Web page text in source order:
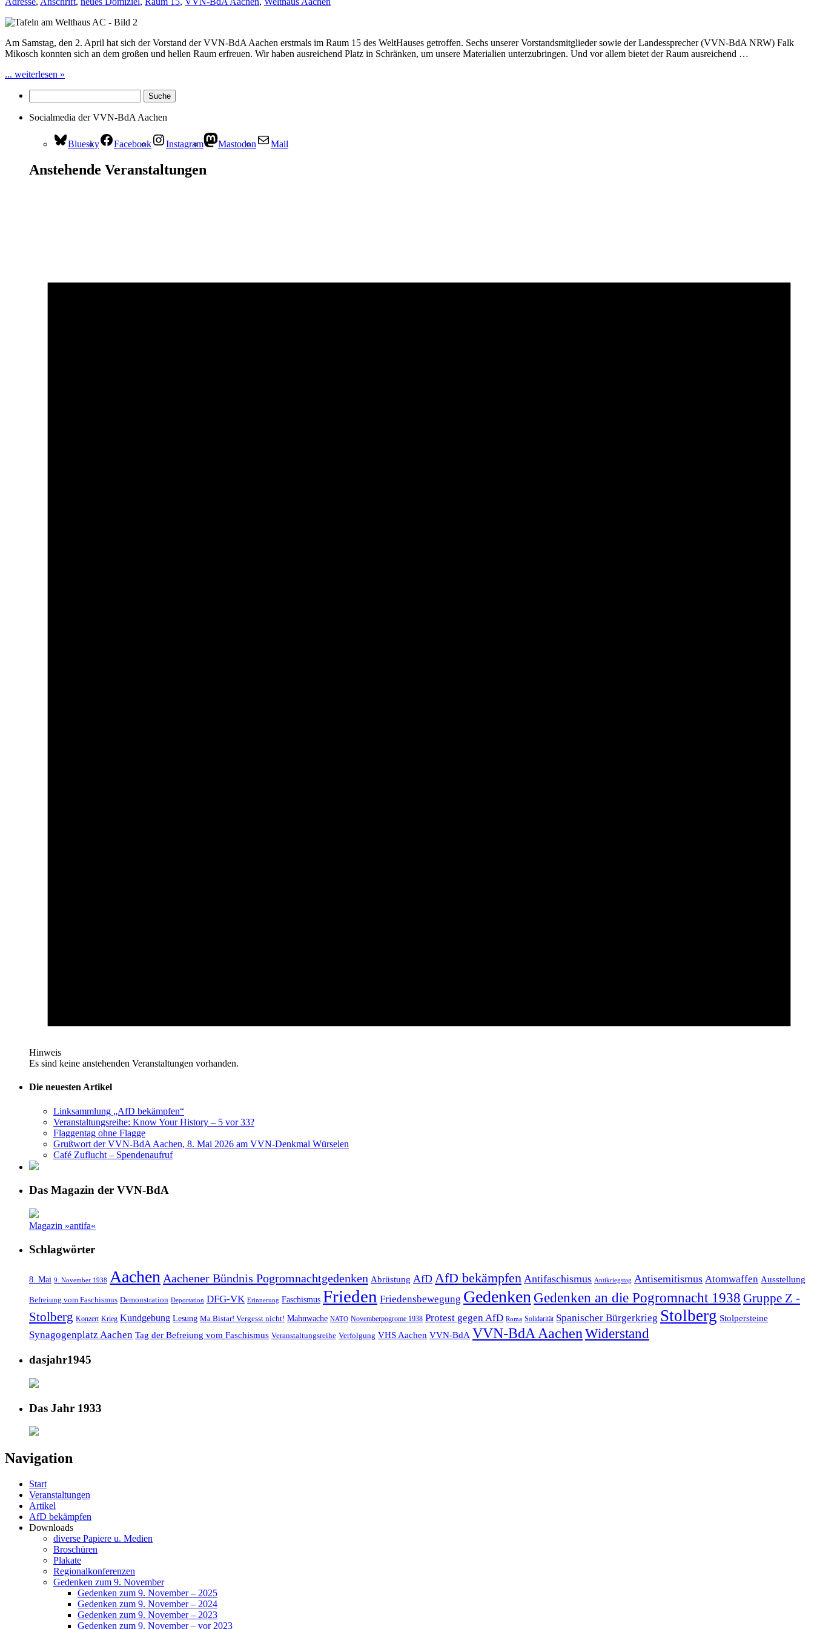
Am Samstag, den 2. April hat sich der Vorstand der VVN-BdA Aachen erstmals im Raum 15 des WeltHauses getroffen. Sechs unserer Vorstandsmitglieder sowie der Landessprecher (VVN-BdA NRW) Falk
Mikosch konnten sich an dem großen und hellen Raum erfreuen. Wir haben ausreichend Platz in Schränken, um unsere Materialien unterzubringen. Und vor allem bietet der Raum ausreichend …
... weiterlesen »
Socialmedia der VVN-BdA Aachen
Bluesky Facebook Instagram Mastodon Mail
Anstehende Veranstaltungen
Hinweis
Es sind keine anstehenden Veranstaltungen vorhanden.
Die neuesten Artikel
Linksammlung „AfD bekämpfen“
Veranstaltungsreihe: Know Your History – 5 vor 33?
Flaggentag ohne Flagge
Grußwort der VVN-BdA Aachen, 8. Mai 2026 am VVN-Denkmal Würselen
Café Zuflucht – Spendenaufruf
Das Magazin der VVN-BdA
Magazin »antifa«
Schlagwörter
8. Mai 9. November 1938 AachenAachener Bündnis Pogromnachtgedenken Abrüstung AfD AfD bekämpfen Antifaschismus Antikriegstag Antisemitismus Atomwaffen Ausstellung
Befreiung vom Faschismus Demonstration Deportation DFG-VK Erinnerung Faschismus Frieden Friedensbewegung Gedenken Gedenken an die Pogromnacht 1938 Gruppe Z -
Stolberg Konzert Krieg Kundgebung Lesung Ma Bistar! Vergesst nicht! Mahnwache NATO Novemberpogrome 1938 Protest gegen AfD Roma Solidarität Spanischer Bürgerkrieg Stolberg Stolpersteine
Synagogenplatz Aachen Tag der Befreiung vom Faschismus Veranstaltungsreihe Verfolgung VHS Aachen VVN-BdA VVN-BdA AachenWiderstand
dasjahr1945
Das Jahr 1933
Navigation
Start
Veranstaltungen
Artikel
AfD bekämpfen
Downloads
diverse Papiere u. Medien
Broschüren
Plakate
Regionalkonferenzen
Gedenken zum 9. November
Gedenken zum 9. November – 2025
Gedenken zum 9. November – 2024
Gedenken zum 9. November – 2023
Gedenken zum 9. November – vor 2023